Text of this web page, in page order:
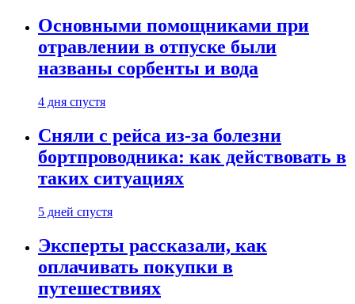
Основными помощниками при
отравлении в отпуске были
названы сорбенты и вода
4 дня спустя
Сняли с рейса из-за болезни
бортпроводника: как действовать в
таких ситуациях
5 дней спустя
Эксперты рассказали, как
оплачивать покупки в
путешествиях